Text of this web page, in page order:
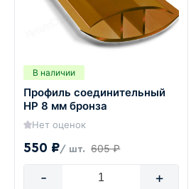
В наличии
Профиль соединительный
HP 8 мм бронза
Нет оценок
550 ₽/ шт. 605 ₽
- +